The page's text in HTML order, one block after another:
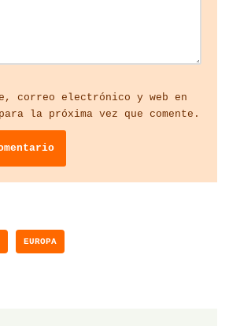
correo electrónico y web en
la próxima vez que comente.
EUROPA